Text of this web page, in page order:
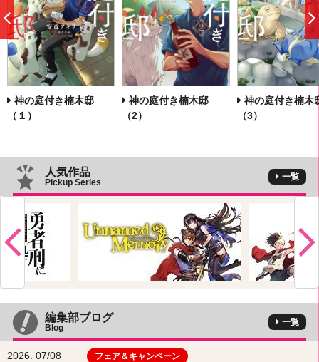
神の庭付き楠木邸
（１）
神の庭付き楠木邸
（2）
神の庭付き楠木
（3）
前
へ
人気作品
Pickup Series
一覧
編集部ブログ
Blog
一覧
2026. 07/08 フェア＆キャンペーン